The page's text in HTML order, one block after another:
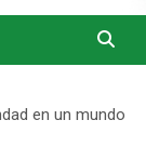
en un mundo